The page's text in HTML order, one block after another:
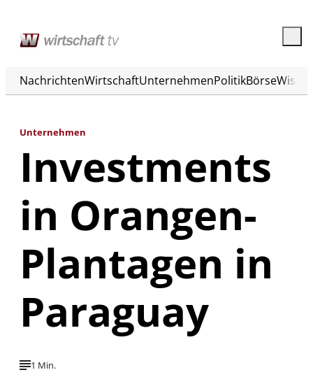
NachrichtenWirtschaftUnternehmenPolitikBörse
Unternehmen
Investments
in Orangen-
Plantagen in
Paraguay
1 Min.